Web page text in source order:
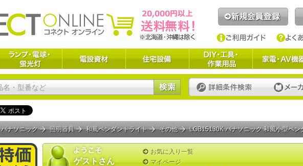
ゲストさん
お気に入り一覧
マイページ
パナソニック 照明器具 和風ペンダントライト その他 LGB15130K パナソニック 和風小型ペン